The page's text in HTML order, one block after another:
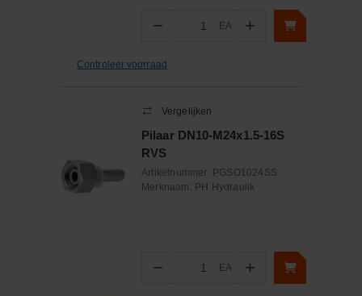
− Aantal
EA +
Controleer voorraad
Vergelijken
Pilaar DN10-M24x1.5-16S
RVS
Artikelnummer: PGSO1024SS
Merknaam: PH Hydraulik
− Aantal
EA +